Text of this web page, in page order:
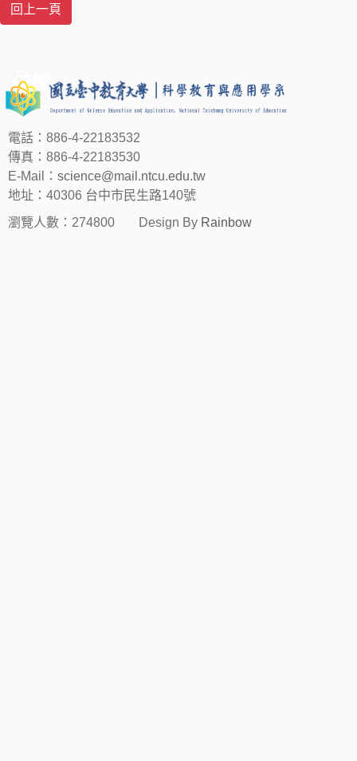
電話：886-4-22183532
傳真：886-4-22183530
E-Mail： science@mail.ntcu.edu.tw
地址：40306 台中市民生路140號
瀏覽人數：274800
Design By Rainbow